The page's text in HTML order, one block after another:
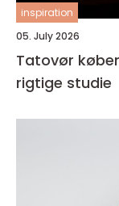
inspiration
05. July 2026
Tatovør københavn sådan
rigtige studie